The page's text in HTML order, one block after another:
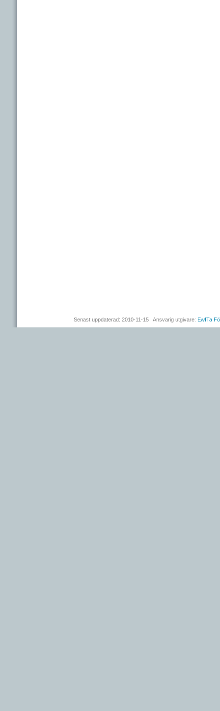
Senast uppdaterad: 2010-11-15 | Ansvarig utgivare: EwITa